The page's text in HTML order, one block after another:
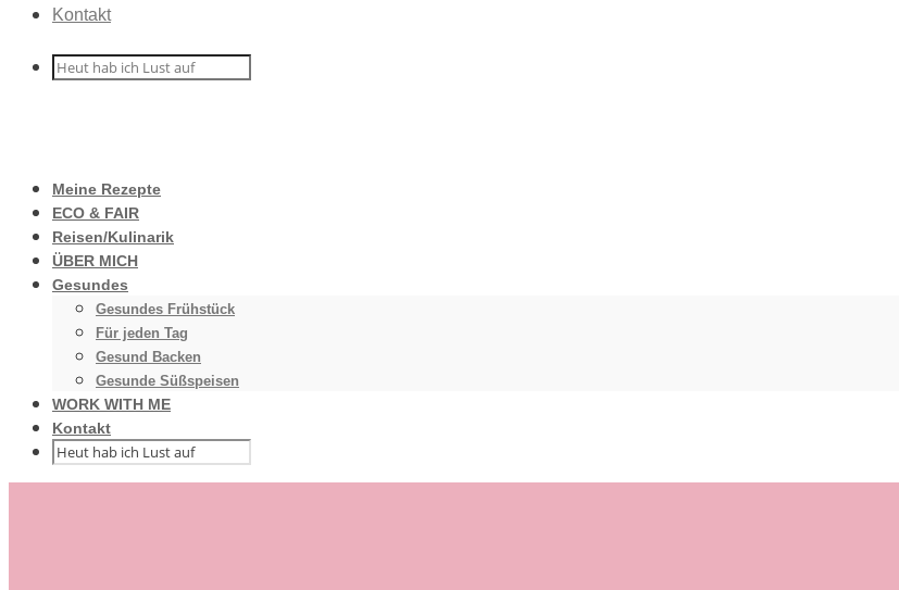
Kontakt
Meine Rezepte
ECO & FAIR
Reisen/Kulinarik
ÜBER MICH
Gesundes
Gesundes Frühstück
Für jeden Tag
Gesund Backen
Gesunde Süßspeisen
WORK WITH ME
Kontakt